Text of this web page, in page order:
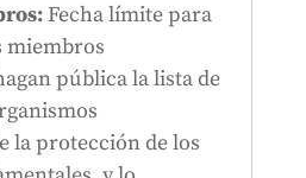
Fecha límite para
miembros
pública la lista de
la protección de los